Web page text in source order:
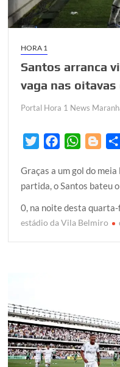
HORA 1
Santos arranca
vaga nas
Portal Hora 1 News
i
t
t
e
c
e
b
o
W
a
t
s
A
o
g
g
e
Graças a um gol do
partida, o Santos bateu
0, na noite desta
estádio da Vila Belmiro